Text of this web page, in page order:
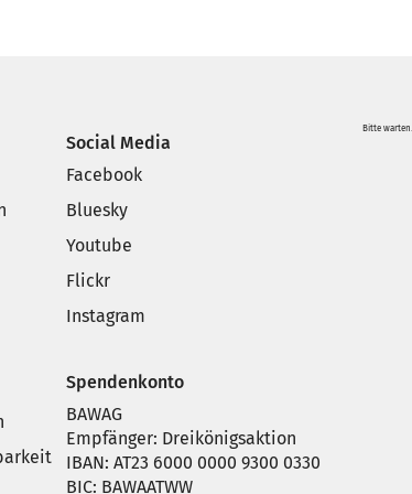
Social Media
Facebook
Bluesky
Youtube
Flickr
Instagram
Spendenkonto
BAWAG
Empfänger: Dreikönigsaktion
IBAN: AT23 6000 0000 9300 0330
BIC: BAWAATWW
Bitte